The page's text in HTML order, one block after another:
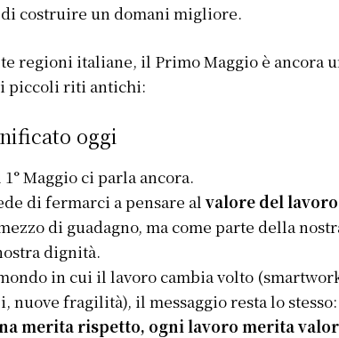
costruire un domani migliore.
regioni italiane, il Primo Maggio è ancora
piccoli riti antichi:
oggi
Maggio ci parla ancora.
di fermarci a pensare alvalore del lavoro
di guadagno, ma come parte della
dignità.
in cui il lavoro cambia volto
nuove fragilità), il messaggio resta lo stesso:
merita rispetto, ogni lavoro merita